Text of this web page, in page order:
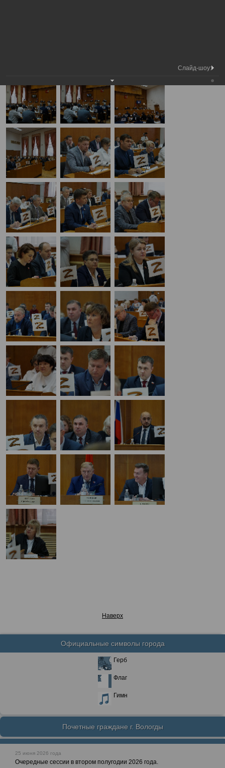
Наверх
Официальные символы города
Герб
Флаг
Гимн
Почетные граждане г. Вологды
25 июня 2026 года
Очередные сессии в втором полугодии 2026 года.
Слайд-шоу: